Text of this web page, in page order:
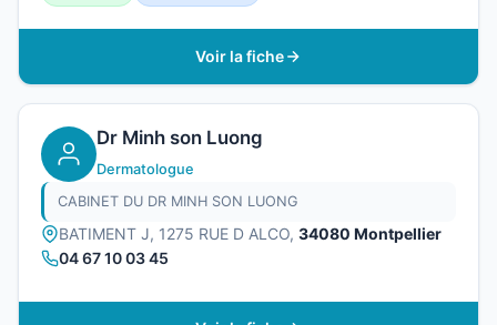
Voir la fiche
Dr Minh son Luong
Dermatologue
CABINET DU DR MINH SON LUONG
BATIMENT J, 1275 RUE D ALCO, 34080 Montpellier
04 67 10 03 45